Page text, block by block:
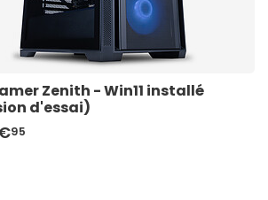
Zenith - Win11 installé
d'essai)
95